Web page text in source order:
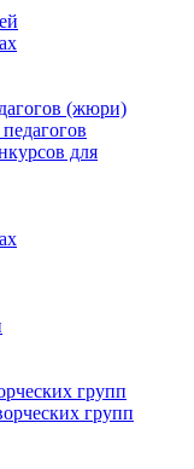
ногами коврик
Н.)Наступила
золотом горят. Не
в дальние
в стёкла.
Танец
Осень
поможем
«Дары
дары вам
хороший дам.Про
об овощах
коса на улице.
тот слезы
вырос куст.Покопай
бок, жёлтый
крепко.Что же это?
да
осени
(жюри)
для
групп
групп